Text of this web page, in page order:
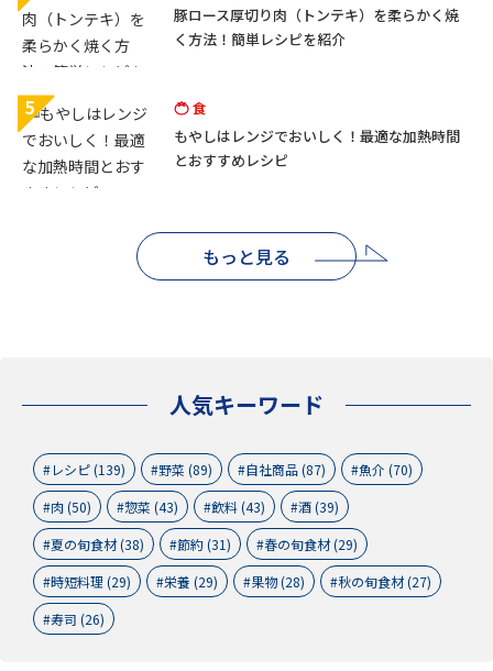
豚ロース厚切り肉（トンテキ）を柔らかく焼
く方法！簡単レシピを紹介
5 食
もやしはレンジでおいしく！最適な加熱時間
とおすすめレシピ
もっと見る
人気キーワード
レシピ (139) 野菜 (89) 自社商品 (87)
魚介 (70)
肉 (50)
惣菜 (43) 飲料 (43)
酒 (39)
夏の旬食材 (38)
節約 (31)
春の旬食材 (29)
時短料理 (29)
栄養 (29) 果物 (28)
秋の旬食材 (27)
寿司 (26)